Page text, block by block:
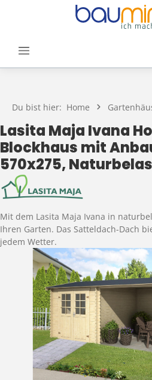
Zum Hauptinhalt springen
Du bist hier: Home
Lasita Maja Ivana
Blockhaus mit
570x275,
Mit dem Lasita Maja Ivana in
Ihren Garten. Das Satteldach-Dach
jedem Wetter.
Bildergalerie überspringen